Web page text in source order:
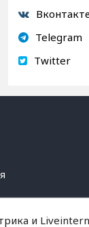
Вконтакте
Telegram
Twitter
и